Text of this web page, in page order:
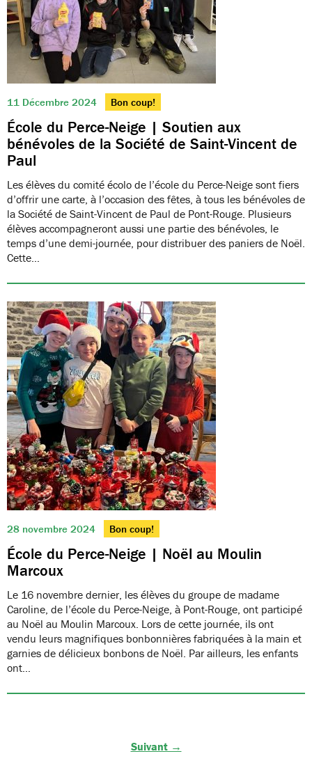
11 Décembre 2024 Bon coup!
École du Perce-Neige | Soutien aux
bénévoles de la Société de Saint-Vincent de
Paul
Les élèves du comité écolo de l’école du Perce-Neige sont fiers
d’offrir une carte, à l’occasion des fêtes, à tous les bénévoles de
la Société de Saint-Vincent de Paul de Pont-Rouge. Plusieurs
élèves accompagneront aussi une partie des bénévoles, le
temps d’une demi-journée, pour distribuer des paniers de Noël.
Cette…
28 novembre 2024 Bon coup!
École du Perce-Neige | Noël au Moulin
Marcoux
Le 16 novembre dernier, les élèves du groupe de madame
Caroline, de l’école du Perce-Neige, à Pont-Rouge, ont participé
au Noël au Moulin Marcoux. Lors de cette journée, ils ont
vendu leurs magnifiques bonbonnières fabriquées à la main et
garnies de délicieux bonbons de Noël. Par ailleurs, les enfants
ont…
Suivant →